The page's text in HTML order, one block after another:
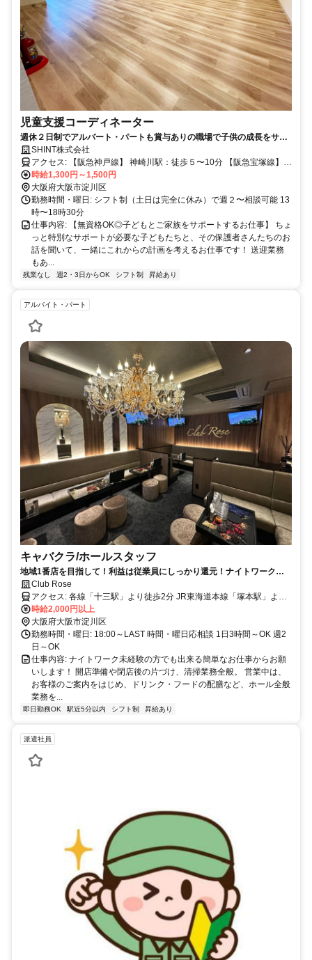
児童支援コーディネーター
週休２日制でアルバート・パートも賞与ありの職場で子供の成長をサポ
ート！SHINT株式会社
アクセス: 【阪急神戸線】 神崎川駅：徒歩５〜10分 【阪急宝塚線】
三国駅：徒歩５〜10分
時給1,300円～1,500円
大阪府大阪市淀川区
勤務時間・曜日: シフト制（土日は完全に休み）で週２〜相談可能 13
時〜18時30分
仕事内容: 【無資格OK◎子どもとご家族をサポートするお仕事】 ちょ
っと特別なサポートが必要な子どもたちと、その保護者さんたちのお
話を聞いて、一緒にこれからの計画を考えるお仕事です！ 送迎業務
もあ...
残業なし 週2・3日からOK シフト制 昇給あり
アルバイト・パート
キャバクラ/ホールスタッフ
地域1番店を目指して！利益は従業員にしっかり還元！ナイトワーク未
経験の方も大歓迎！
Club Rose
アクセス: 各線「十三駅」より徒歩2分 JR東海道本線「塚本駅」より
徒歩19分
時給2,000円以上
大阪府大阪市淀川区
勤務時間・曜日: 18:00～LAST 時間・曜日応相談 1日3時間～OK 週2
日～OK
仕事内容: ナイトワーク未経験の方でも出来る簡単なお仕事からお願
いします！ 開店準備や閉店後の片づけ、清掃業務全般。 営業中は、
お客様のご案内をはじめ、ドリンク・フードの配膳など、ホール全般
業務を...
即日勤務OK 駅近5分以内 シフト制 昇給あり
派遣社員